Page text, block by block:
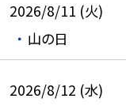
2026/8/11 (火)
山の日
2026/8/12 (水)